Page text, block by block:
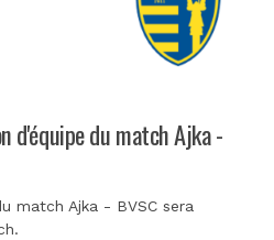
d'équipe du match Ajka -
match Ajka - BVSC sera